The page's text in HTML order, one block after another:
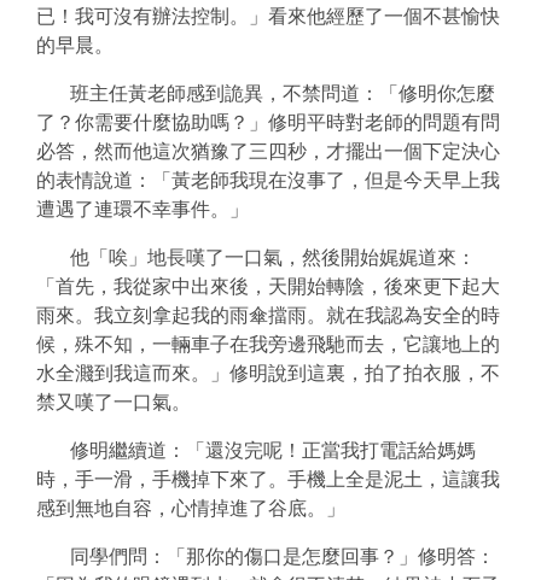
已！我可沒有辦法控制。」看來他經歷了一個不甚愉快
的早晨。
班主任黃老師感到詭異，不禁問道：「修明你怎麼
了？你需要什麼協助嗎？」修明平時對老師的問題有問
必答，然而他這次猶豫了三四秒，才擺出一個下定決心
的表情說道：「黃老師我現在沒事了，但是今天早上我
遭遇了連環不幸事件。」
他「唉」地長嘆了一口氣，然後開始娓娓道來：
「首先，我從家中出來後，天開始轉陰，後來更下起大
雨來。我立刻拿起我的雨傘擋雨。就在我認為安全的時
候，殊不知，一輛車子在我旁邊飛馳而去，它讓地上的
水全濺到我這而來。」修明說到這裏，拍了拍衣服，不
禁又嘆了一口氣。
修明繼續道：「還沒完呢！正當我打電話給媽媽
時，手一滑，手機掉下來了。手機上全是泥土，這讓我
感到無地自容，心情掉進了谷底。」
同學們問：「那你的傷口是怎麼回事？」修明答：